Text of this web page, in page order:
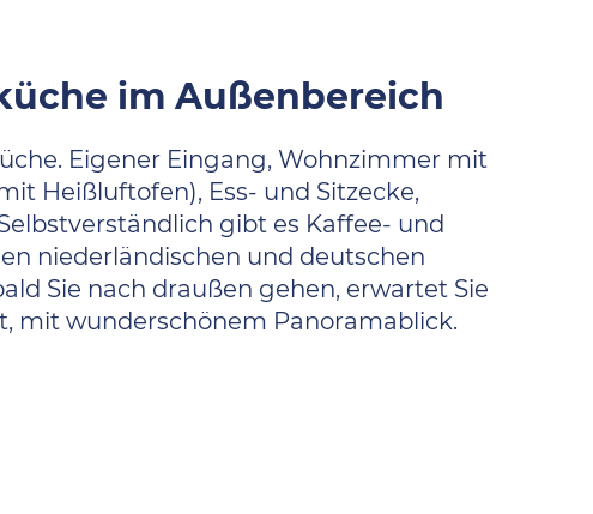
im Außenbereich
Eigener Eingang, Wohnzimmer mit
Heißluftofen), Ess- und Sitzecke,
gibt es Kaffee- und
niederländischen und deutschen
Sie nach draußen gehen, erwartet Sie
mit wunderschönem Panoramablick.